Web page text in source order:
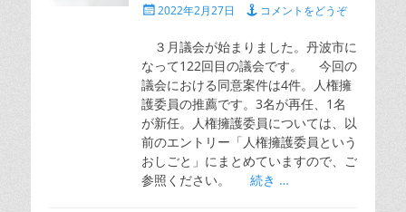
投 2022年2月27日 コメントをどうぞ
３月議会が始まりました。丹波市に
なって122回目の議会です。 今回の
議会における同意案件は4件。人権擁
護委員の推薦です。3名が再任、1名
が新任。人権擁護委員については、以
前のエントリー「人権擁護委員という
おしごと」にまとめていますので、ご
参照ください。 続き …